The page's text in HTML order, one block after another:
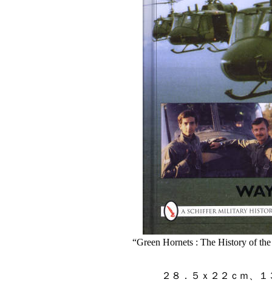
“Green Hornets : The History of
２８．５ｘ２２ｃｍ、